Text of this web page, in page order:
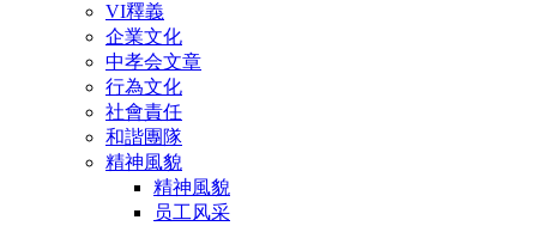
VI釋義
企業文化
中孝会文章
行為文化
社會責任
和諧團隊
精神風貌
精神風貌
员工风采